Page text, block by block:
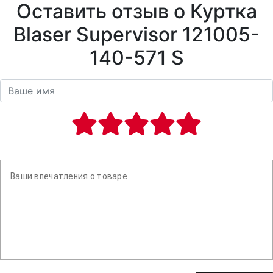
Оставить отзыв о Куртка
Blaser Supervisor 121005-
140-571 S